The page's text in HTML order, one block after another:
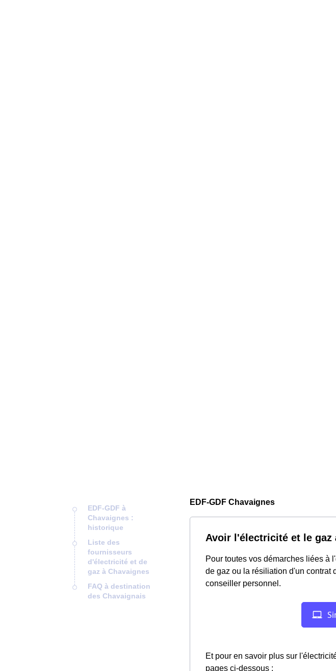
EDF-GDF à
Chavaignes :
historique
Liste des
fournisseurs
d'électricité et de
gaz à Chavaignes
FAQ à destination
des Chavaignais
EDF-GDF Chavaignes
Avoir l'électricité et le gaz
Pour toutes vos démarches liées à
de gaz ou la résiliation d'un contrat
conseiller personnel.
Et pour en savoir plus sur
pages ci-dessous :